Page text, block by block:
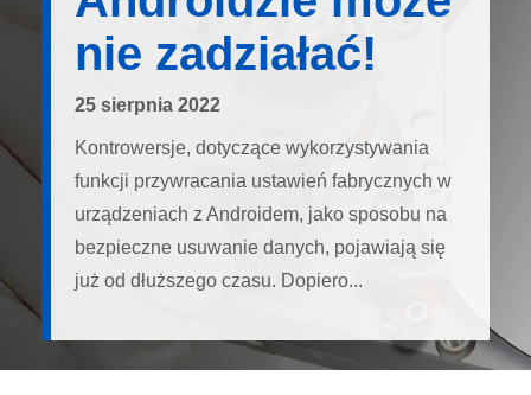
nie zadziałać!
25 sierpnia 2022
Kontrowersje, dotyczące wykorzystywania
funkcji przywracania ustawień fabrycznych w
urządzeniach z Androidem, jako sposobu na
bezpieczne usuwanie danych, pojawiają się
już od dłuższego czasu. Dopiero...